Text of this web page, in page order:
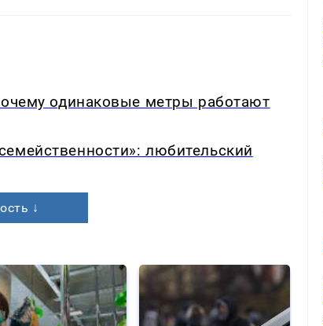
одинаковые метры работают
любительский
↓